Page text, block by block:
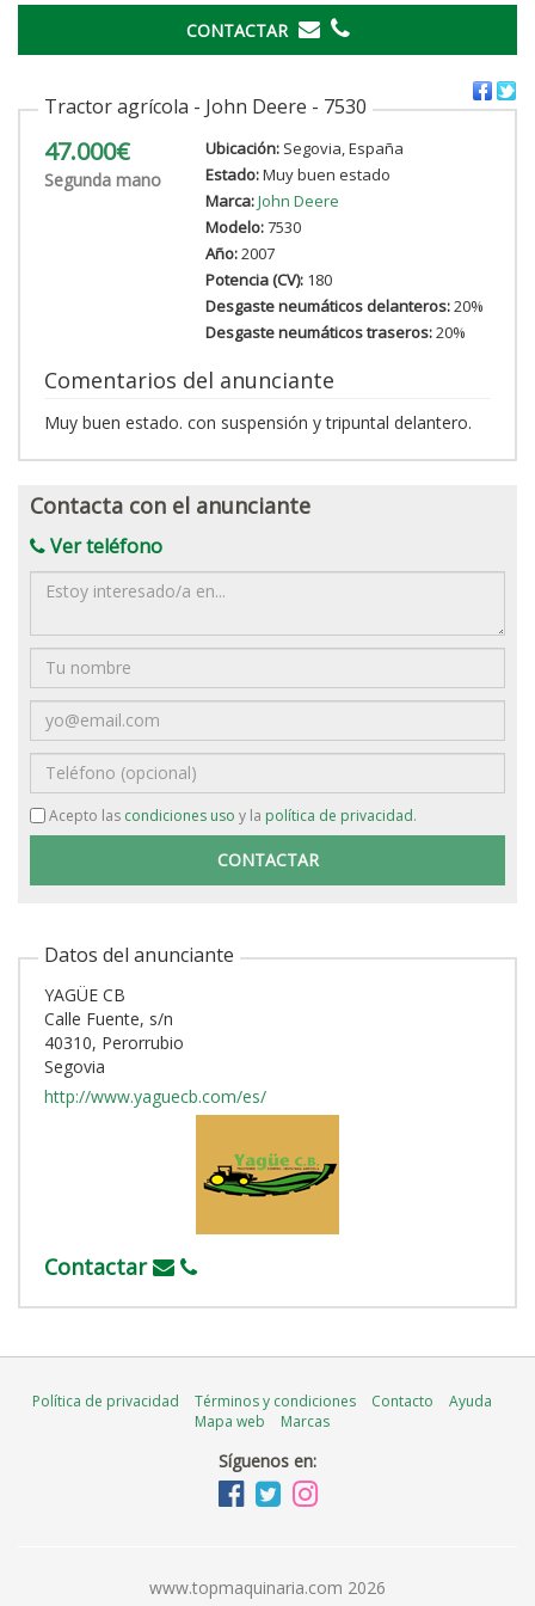
CONTACTAR
Tractor agrícola - John Deere - 7530
47.000€
Segunda mano
Ubicación:Segovia, España
Estado:Muy buen estado
Marca:John Deere
Modelo:7530
Año:2007
Potencia (CV):180
Desgaste neumáticos delanteros:20%
Desgaste neumáticos traseros:20%
Comentarios del anunciante
Muy buen estado. con suspensión y tripuntal delantero.
Contacta con el anunciante
Ver teléfono
Mensaje
Nombre
Email
Teléfono
Acepto las condiciones uso y la política de privacidad.
Datos del anunciante
YAGÜE CB
Calle Fuente, s/n
40310, Perorrubio
Segovia
http://www.yaguecb.com/es/
Contactar
Política de privacidad Términos y condiciones Contacto
Ayuda
Mapa web
Marcas
Síguenos en:
www.topmaquinaria.com 2026